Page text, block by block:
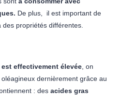
De plus, il est important de
des propriétés différentes.
effectivement élevée , on
dernièrement grâce au
: des acides gras